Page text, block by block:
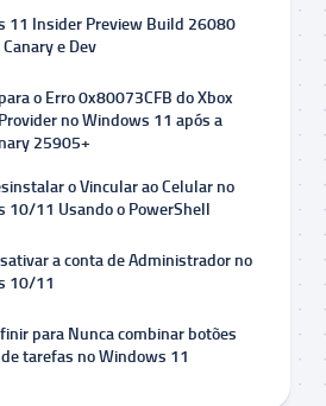
11 Insider Preview Build 26080
e Dev
o Erro 0x80073CFB do Xbox
no Windows 11 após a
25905+
o Vincular ao Celular no
10/11 Usando o PowerShell
a conta de Administrador no
10/11
para Nunca combinar botões
tarefas no Windows 11